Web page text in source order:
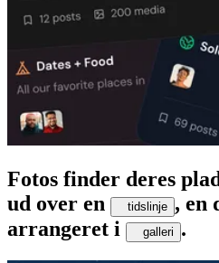
Fotos finder deres
ud over en
tidslinje , en
arrangeret i
galleri .